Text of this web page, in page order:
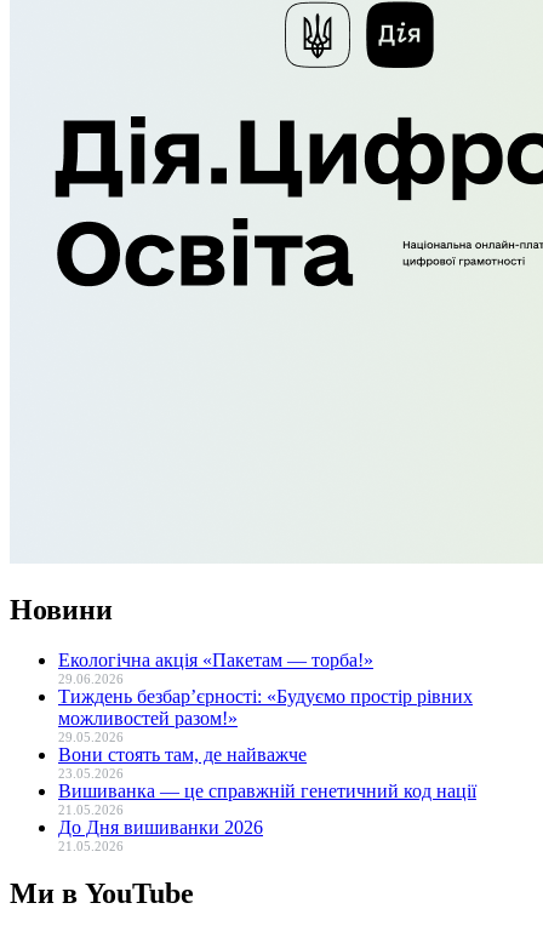
Новини
Екологічна акція «Пакетам — торба!»
29.06.2026
Тиждень безбар’єрності: «Будуємо простір рівних
можливостей разом!»
29.05.2026
Вони стоять там, де найважче
23.05.2026
Вишиванка — це справжній генетичний код нації
21.05.2026
До Дня вишиванки 2026
21.05.2026
Ми в YouTube